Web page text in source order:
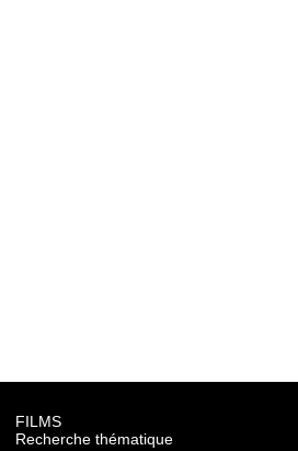
FILMS
Recherche thématique